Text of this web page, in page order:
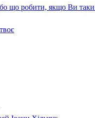
що робити, якщо Ви